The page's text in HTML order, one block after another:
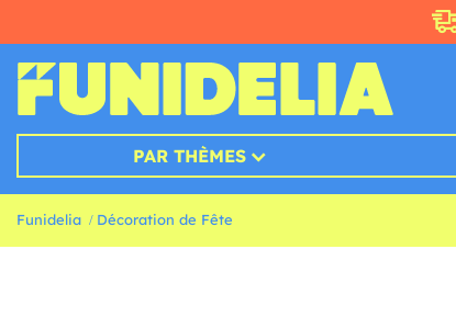
PAR THÈMES
Funidelia Décoration de Fête